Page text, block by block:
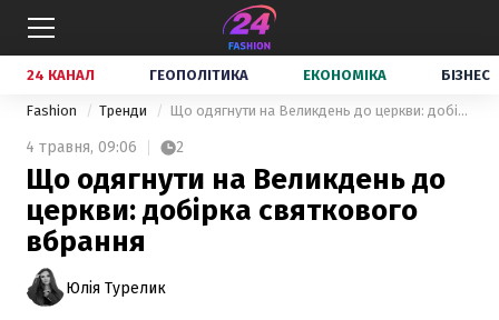
24 КАНАЛ ГЕОПОЛІТИКА ЕКОНОМІКА БІЗНЕС
Fashion Тренди Що одягнути на Великдень до церкви: добірка святкового вбрання
4 травня, 09:06 2
Що одягнути на Великдень до
церкви: добірка святкового
вбрання
Юлія Турелик